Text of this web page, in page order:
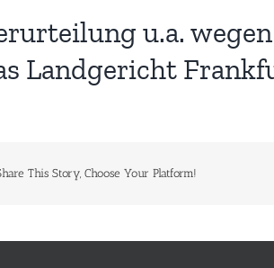
u.a.
Landgericht
This Story, Choose Your Platform!